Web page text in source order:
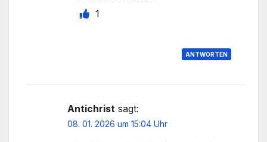
1
ANTWORTEN
Antichrist sagt:
08. 01. 2026 um 15:04 Uhr